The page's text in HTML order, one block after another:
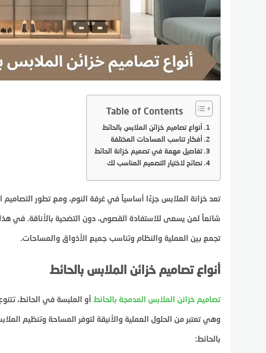
Table of Contents
أنواع تصاميم خزائن الملابس بالحائط
أفكار تناسب المساحات المختلفة
تفاصيل مهمة في تصميم خزانة الحائط
نصائح لاختيار التصميم المناسب لك
تعد خزانة الملابس جزءًا أساسياً في غرفة النوم، ومع تطور التصاميم
شائعاً لمن يسعى للاستفادة القصوى، دون التضحية بالأناقة. في
تجمع بين العملية والنظام وتناسب جميع الأذواق والمساحات.
أنواع تصاميم خزائن الملابس بالحائط
تصاميم خزائن الملابس المدمجة بالحائط أو الملبسة في الحائط،
وهي تعتبر من الحلول العملية والأنيقة لتوفر المساحة وتنظيم
بالحائط: